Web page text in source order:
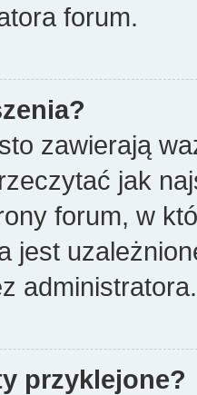
forum.
zawierają
jak
forum, w
jest
administratora.
przyklejone?